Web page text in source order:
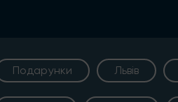
Подарунки Львів